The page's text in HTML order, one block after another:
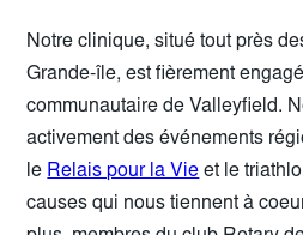
Notre clinique, situé tout près
Grande-île, est fièrement
communautaire de Valleyfield.
activement des événements
le Relais pour la Vie et le
causes qui nous tiennent à